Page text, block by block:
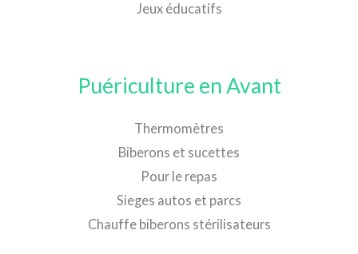
Jeux éducatifs
Puériculture en Avant
Thermomètres
Biberons et sucettes
Pour le repas
Sieges autos et parcs
Chauffe biberons stérilisateurs